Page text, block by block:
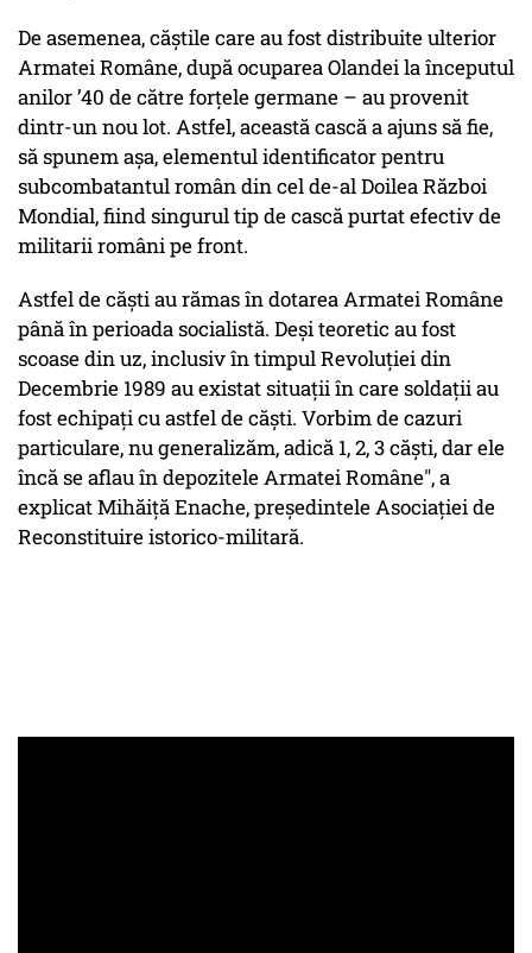
De asemenea, căștile care au fost distribuite ulterior
Armatei Române, după ocuparea Olandei la începutul
anilor ’40 de către forțele germane – au provenit
dintr-un nou lot. Astfel, această cască a ajuns să fie,
să spunem așa, elementul identificator pentru
subcombatantul român din cel de-al Doilea Război
Mondial, fiind singurul tip de cască purtat efectiv de
militarii români pe front.
Astfel de căști au rămas în dotarea Armatei Române
până în perioada socialistă. Deși teoretic au fost
scoase din uz, inclusiv în timpul Revoluției din
Decembrie 1989 au existat situații în care soldații au
fost echipați cu astfel de căști. Vorbim de cazuri
particulare, nu generalizăm, adică 1, 2, 3 căști, dar ele
încă se aflau în depozitele Armatei Române", a
explicat Mihăiţă Enache, preşedintele Asociaţiei de
Reconstituire istorico-militară.